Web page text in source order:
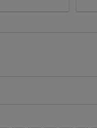
disclaimer. Trouver
offers-disclaimer.
view-offers-disclaimer.
cmp-view-offers-
cmp-view-offers-
PAR–BOS: cmp-view-
PAR–BOS: cmp-view-
PAR–BOS: cmp-
PAR–BOS: